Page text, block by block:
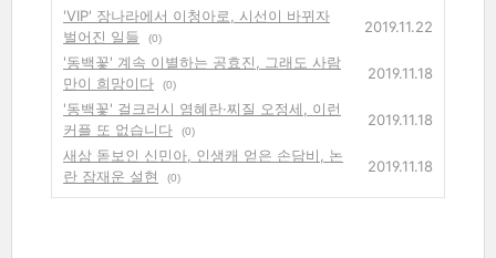
'VIP' 장나라에서 이청아로, 시선이 바뀌자
벌어진 일들
(0)
2019.11.22
'동백꽃' 계속 이별하는 공효진, 그래도 사람
만이 희망이다
(0)
2019.11.18
'동백꽃' 걸크러시 염혜란·찌질 오정세, 이런
커플 또 없습니다
(0)
2019.11.18
새삼 돋보인 신민아, 인생캐 얻은 손담비, 논
란 잠재운 설현
(0)
2019.11.18